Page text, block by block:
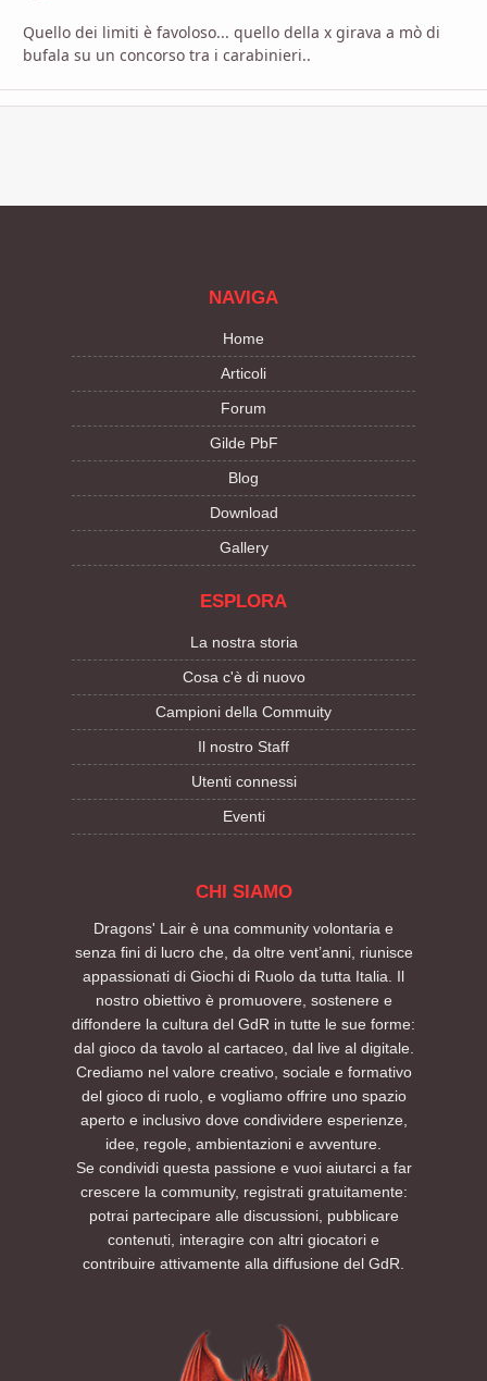
Quello dei limiti è favoloso... quello della x girava a mò di
bufala su un concorso tra i carabinieri..
NAVIGA
Home
Articoli
Forum
Gilde PbF
Blog
Download
Gallery
ESPLORA
La nostra storia
Cosa c'è di nuovo
Campioni della Commuity
Il nostro Staff
Utenti connessi
Eventi
CHI SIAMO
Dragons' Lair è una community volontaria e
senza fini di lucro che, da oltre vent’anni, riunisce
appassionati di Giochi di Ruolo da tutta Italia. Il
nostro obiettivo è promuovere, sostenere e
diffondere la cultura del GdR in tutte le sue forme:
dal gioco da tavolo al cartaceo, dal live al digitale.
Crediamo nel valore creativo, sociale e formativo
del gioco di ruolo, e vogliamo offrire uno spazio
aperto e inclusivo dove condividere esperienze,
idee, regole, ambientazioni e avventure.
Se condividi questa passione e vuoi aiutarci a far
crescere la community, registrati gratuitamente:
potrai partecipare alle discussioni, pubblicare
contenuti, interagire con altri giocatori e
contribuire attivamente alla diffusione del GdR.